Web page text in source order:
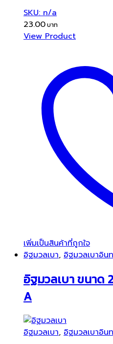
SKU: n/a
23.00
View Product
เพิ่มเป็นสินค้าที่ถูกใจ
อิฐมวลเบา, อิฐมวลเบาอิน
อิฐมวลเบา ขนาด
A
อิฐมวลเบา, อิฐมวลเบาอิน